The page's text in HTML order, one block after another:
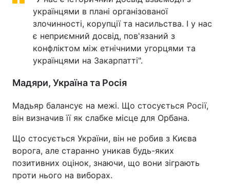
українцями в плані організованої
злочинності, корупції та насильства. І у нас
є неприємний досвід, пов'язаний з
конфліктом між етнічними угорцями та
українцями на Закарпатті".
Мадяри, Україна та Росія
Мадьяр балансує на межі. Що стосується Росії,
він визначив її як слабке місце для Орбана.
Що стосується України, він не робив з Києва
ворога, але старанно уникав будь-яких
позитивних оцінок, знаючи, що вони зіграють
проти нього на виборах.